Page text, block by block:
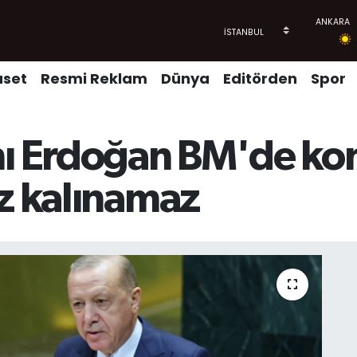
Resmi Reklam Dünya Editörden Spor
Erdoğan BM'de
kalınamaz